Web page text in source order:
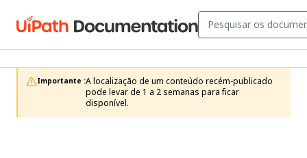
Importante :A localização de um conteúdo recém-publicado
pode levar de 1 a 2 semanas para ficar
disponível.